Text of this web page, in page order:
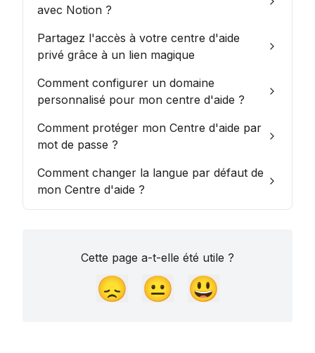
avec Notion ?
Partagez l'accès à votre centre d'aide
privé grâce à un lien magique
Comment configurer un domaine
personnalisé pour mon centre d'aide ?
Comment protéger mon Centre d'aide par
mot de passe ?
Comment changer la langue par défaut de
mon Centre d'aide ?
Cette page a-t-elle été utile ?
😞 😐 😃